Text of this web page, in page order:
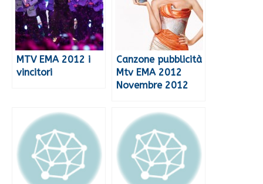
MTV EMA 2012 i
vincitori
Canzone pubblicità
Mtv EMA 2012
Novembre 2012